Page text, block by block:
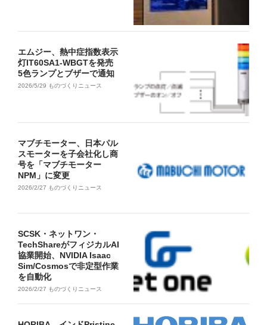
エムジー、熱中症指数表示
灯IT60SA1-WBGTを発売
5色ランプとブザーで通知
2026/5/29 ものづくりニュース
マブチモーター、日本パル
スモーターを子会社化し商
号を「マブチモーター
NPM」に変更
2026/2/27 ものづくりニュース
SCSK・ネットワン・
TechShareがフィジカルAI
協業開始、NVIDIA Isaac
Sim/Cosmosで非定型作業
を自動化
2026/2/27 ものづくりニュース